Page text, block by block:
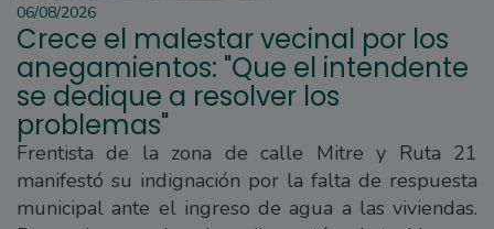
06/08/2026
Crece el malestar vecinal por los
anegamientos: "Que el intendente
se dedique a resolver los
problemas"
Frentista de la zona de calle Mitre y Ruta 21
manifestó su indignación por la falta de respuesta
municipal ante el ingreso de agua a las viviendas.